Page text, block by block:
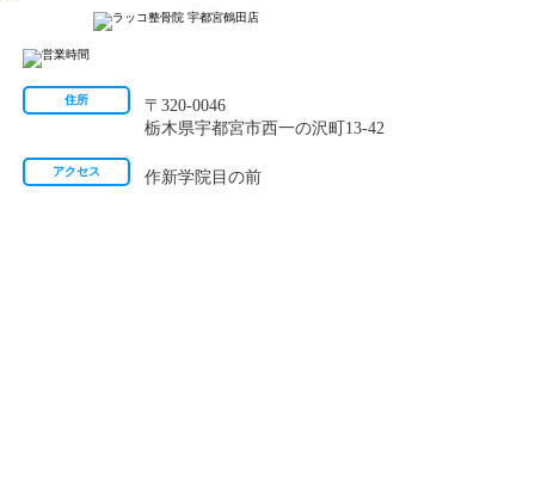
住所
〒320-0046
栃木県宇都宮市西一の沢町13-42
アクセス 作新学院目の前